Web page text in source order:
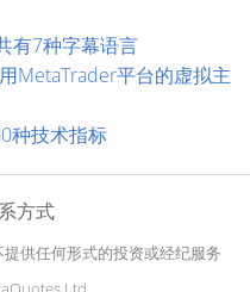
有7种字幕语言
MetaTrader平台的虚拟主
种技术指标
方式
供任何形式的投资或经纪服务